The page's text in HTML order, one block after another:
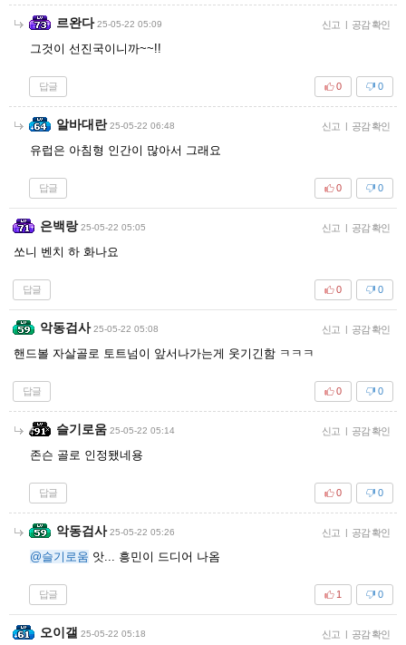
르완다 25-05-22 05:09 신고 | 공감 확인
그것이 선진국이니까~~!!
답글 0
0
알바대란 25-05-22 06:48 신고 | 공감 확인
유럽은 아침형 인간이 많아서 그래요
답글 0
0
은백랑 25-05-22 05:05 신고 | 공감 확인
쏘니 벤치 하 화나요
답글 0
0
악동검사 25-05-22 05:08 신고 | 공감 확인
핸드볼 자살골로 토트넘이 앞서나가는게 웃기긴함 ㅋㅋㅋ
답글 0
0
슬기로움 25-05-22 05:14 신고 | 공감 확인
존슨 골로 인정됐네용
답글 0
0
악동검사 25-05-22 05:26 신고 | 공감 확인
@슬기로움 앗... 흥민이 드디어 나옴
답글 0
1
오이갤 25-05-22 05:18 신고 | 공감 확인